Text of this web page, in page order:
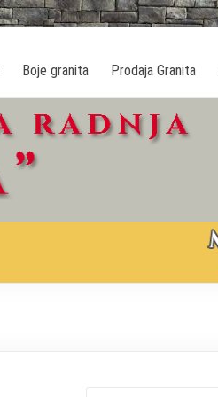
Boje granita Prodaja Granita